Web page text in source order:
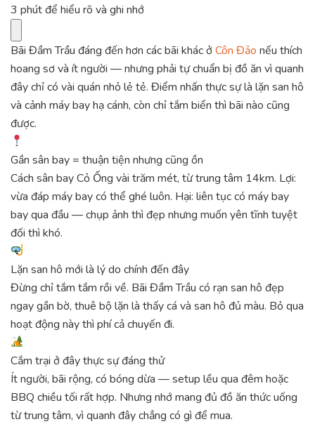
3 phút để hiểu rõ và ghi nhớ
Bãi Đầm Trầu đáng đến hơn các bãi khác ởCôn Đảo nếu thích
hoang sơ và ít người — nhưng phải tự chuẩn bị đồ ăn vì quanh
đây chỉ có vài quán nhỏ lẻ tẻ. Điểm nhấn thực sự là lặn san hô
và cảnh máy bay hạ cánh, còn chỉ tắm biển thì bãi nào cũng
được.
Gần sân bay = thuận tiện nhưng cũng ồn
Cách sân bay Cỏ Ống vài trăm mét, từ trung tâm 14km. Lợi:
vừa đáp máy bay có thể ghé luôn. Hại: liên tục có máy bay
bay qua đầu — chụp ảnh thì đẹp nhưng muốn yên tĩnh tuyệt
đối thì khó.
Lặn san hô mới là lý do chính đến đây
Đừng chỉ tắm tắm rồi về. Bãi Đầm Trầu có rạn san hô đẹp
ngay gần bờ, thuê bộ lặn là thấy cá và san hô đủ màu. Bỏ qua
hoạt động này thì phí cả chuyến đi.
Cắm trại ở đây thực sự đáng thử
Ít người, bãi rộng, có bóng dừa — setup lều qua đêm hoặc
BBQ chiều tối rất hợp. Nhưng nhớ mang đủ đồ ăn thức uống
từ trung tâm, vì quanh đây chẳng có gì để mua.